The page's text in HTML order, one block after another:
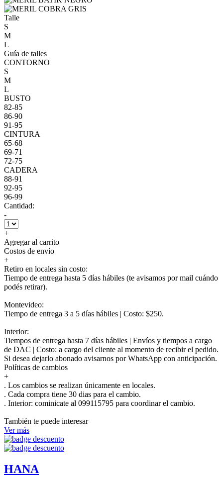
Talle
S
M
L
Guía de talles
CONTORNO
S
M
L
BUSTO
82-85
86-90
91-95
CINTURA
65-68
69-71
72-75
CADERA
88-91
92-95
96-99
Cantidad:
-
+
Agregar al carrito
Costos de envío
+
Retiro en locales sin costo:
Tiempo de entrega hasta 5 días hábiles (te avisamos por mail cuándo
podés retirar).
Montevideo:
Tiempo de entrega 3 a 5 días hábiles | Costo: $250.
Interior:
Tiempos de entrega hasta 7 días hábiles | Envíos y tiempos a cargo
de DAC | Costo: a cargo del cliente al momento de recibir el pedido.
Si desea dejarlo abonado avisarnos por WhatsApp con anticipación.
Políticas de cambios
+
. Los cambios se realizan únicamente en locales.
. Cada compra tiene 30 dias para el cambio.
. Interior: cominicate al 099115795 para coordinar el cambio.
También te puede interesar
Ver más
HANA